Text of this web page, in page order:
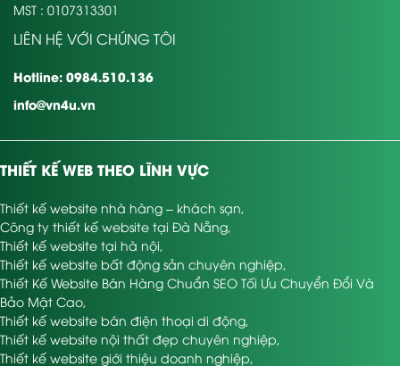
MST : 0107313301
LIÊN HỆ VỚI CHÚNG TÔI
Hotline: 0984.510.136
info@vn4u.vn
THIẾT KẾ WEB THEO LĨNH VỰC
Thiết kế website nhà hàng – khách sạn,
Công ty thiết kế website tại Đà Nẵng,
Thiết kế website tại hà nội,
Thiết kế website bất động sản chuyên nghiệp,
Thiết Kế Website Bán Hàng Chuẩn SEO Tối Ưu Chuyển Đổi Và
Bảo Mật Cao,
Thiết kế website bán điện thoại di động,
Thiết kế website nội thất đẹp chuyên nghiệp,
Thiết kế website giới thiệu doanh nghiệp,